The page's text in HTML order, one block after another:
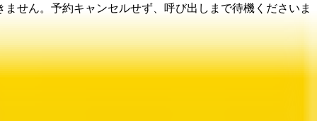
せん。予約キャンセルせず、呼び出しまで待機くださいま